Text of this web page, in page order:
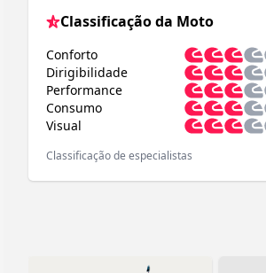
Classificação da Moto
Conforto
Dirigibilidade
Performance
Consumo
Visual
Classificação de especialistas